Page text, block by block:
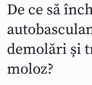
De ce să
demolări și
moloz?